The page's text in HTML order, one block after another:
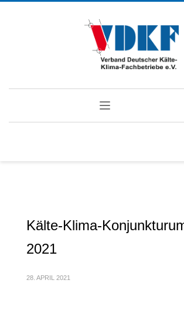
Kälte-Klima-
2021
28. APRIL 2021